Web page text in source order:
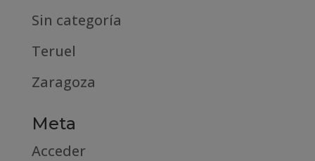
Sin categoría
Teruel
Zaragoza
Meta
Acceder